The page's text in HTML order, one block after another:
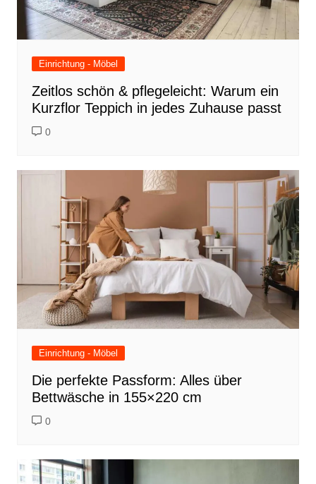
Einrichtung - Möbel
Zeitlos schön & pflegeleicht: Warum ein
Kurzflor Teppich in jedes Zuhause passt
0
Einrichtung - Möbel
Die perfekte Passform: Alles über
Bettwäsche in 155×220 cm
0